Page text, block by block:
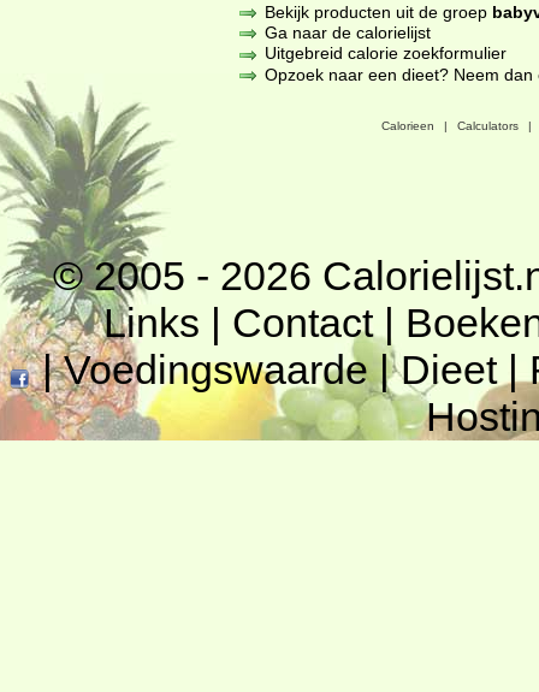
Bekijk producten uit de groep
Ga naar de calorielijst
Uitgebreid calorie zoekformulier
Opzoek naar een dieet? Neem
Calorieen | Calculators |
© 2005 - 2026
Links | Contact|
|Voedingswaarde|Dieet|